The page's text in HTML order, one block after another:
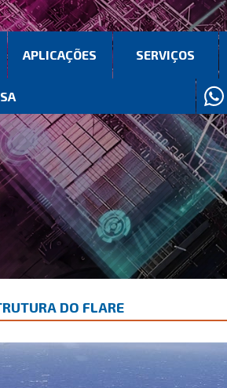
Next
APLICAÇÕES SERVIÇOS
DO FLARE